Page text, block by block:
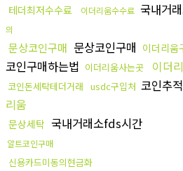
테더최저수수료 이더리움수수료 국내거
의
문상코인구매 문상코인구매 이더리움
코인구매하는법 이더리움사는곳 이더
코인돈세탁테더거래 usdc구입처 코인추
리움
문상세탁 국내거래소fds시간
알트코인구매
신용카드미동의현금화